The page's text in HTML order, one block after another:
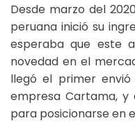
Desde marzo del
peruana inició su
esperaba que este
novedad en el
llegó el primer
empresa Cartama,
para posicionarse en